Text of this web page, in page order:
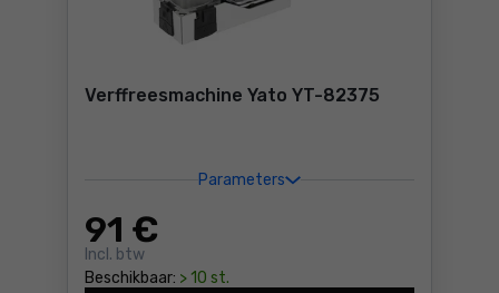
Verffreesmachine Yato YT-82375
Parameters
91 €
Incl. btw
Beschikbaar: > 10 st.